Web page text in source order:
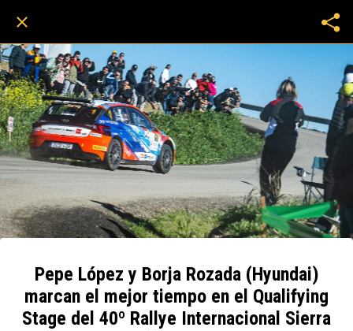
Pepe López y Borja Rozada (Hyundai)
marcan el mejor tiempo en el Qualifying
Stage del 40º Rallye Internacional Sierra